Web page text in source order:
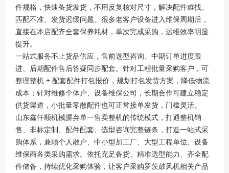
件规格，快速备货发货，不用反复核对尺寸，解决配件难找、
匹配不准、发货迟缓问题。很多老客户设备进入维保周期后，
直接在本店配齐全套保养耗材，单次完成采购，运维效率明显
提升。
一站式服务不止货品供应，售前选型咨询、中期订单进度跟
进、后期配件售后答疑同步配套。针对工程批量采购客户，可
整理整机 + 配套配件打包报价，规划打包发货方案，降低物流
成本；针对维修个体户、设备维保公司，长期合作可建立稳定
供货渠道，小批量零散配件也可正常接单发货，门槛灵活。
山东鑫仟顺机械摒弃单一售卖整机的传统模式，打通整机销
售、非标定制、配件配套、选型咨询完整链条，打造一站式采
购体系，兼顾个人散户、中小型加工厂、大型工程单位、设备
维保商各类采购需求。依托充足备货、精准选型能力、齐全配
件储备，持续优化采购体验，让客户采购罗茨鼓风机相关产品